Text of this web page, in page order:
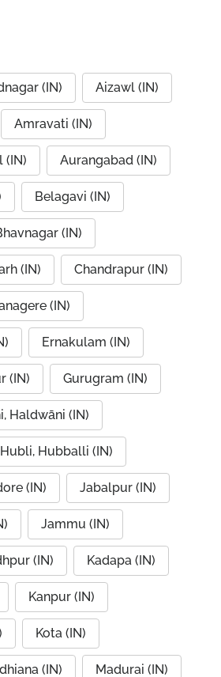
(IN) Aizawl (IN)
Amravati (IN)
(IN) Aurangabad (IN)
Belagavi (IN)
(IN)
(IN) Chandrapur (IN)
(IN)
Ernakulam (IN)
(IN) Gurugram (IN)
Haldwāni (IN)
Hubli, Hubballi (IN)
(IN) Jabalpur (IN)
Jammu (IN)
(IN) Kadapa (IN)
Kanpur (IN)
Kota (IN)
(IN) Madurai (IN)